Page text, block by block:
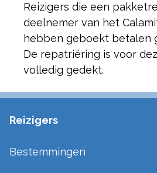
Reizigers die een
deelnemer van het
hebben geboekt betalen
De repatriëring is voor
volledig gedekt.
Reizigers
Bestemmingen